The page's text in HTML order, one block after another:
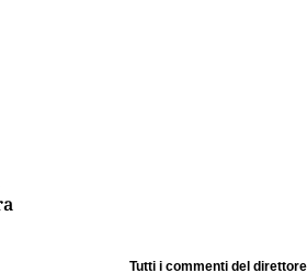
Tutti i commenti del direttore